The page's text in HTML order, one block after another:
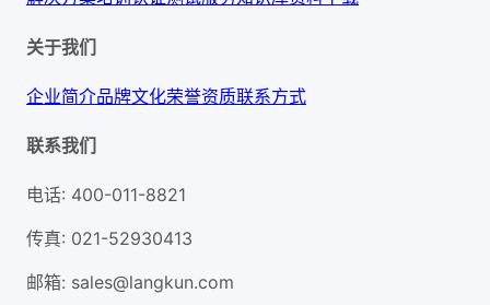
关于我们
企业简介品牌文化荣誉资质联系方式
联系我们
电话: 400-011-8821
传真: 021-52930413
邮箱: sales@langkun.com